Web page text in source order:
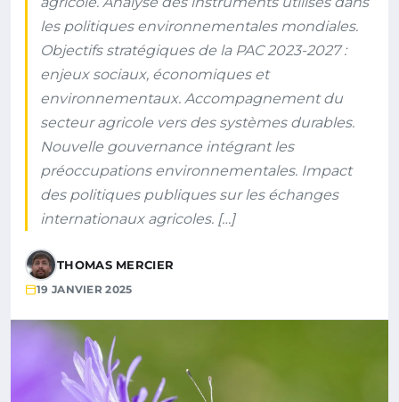
les politiques environnementales mondiales.
Objectifs stratégiques de la PAC 2023-2027 :
enjeux sociaux, économiques et
environnementaux. Accompagnement du
secteur agricole vers des systèmes durables.
Nouvelle gouvernance intégrant les
préoccupations environnementales. Impact
des politiques publiques sur les échanges
internationaux agricoles. […]
THOMAS MERCIER
19 JANVIER 2025